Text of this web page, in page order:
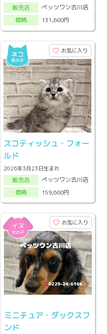
販売店
ペッツワン古川店
価格
131,600円
お気に入り
スコティッシュ・フォー
ルド
2026年3月23日生まれ
販売店
ペッツワン古川店
価格
159,600円
お気に入り
ミニチュア・ダックスフ
ンド